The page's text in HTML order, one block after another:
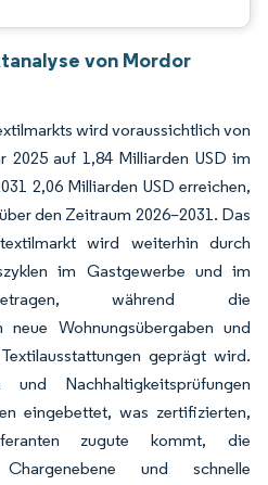
von Mordor
wird voraussichtlich von
2025 auf 1,84 Milliarden USD im
2,06 Milliarden USD erreichen,
den Zeitraum 2026–2031. Das
wird weiterhin durch
im Gastgewerbe und im
getragen, während die
neue Wohnungsübergaben und
geprägt wird.
und Nachhaltigkeitsprüfungen
eingebettet, was zertifizierten,
zugute kommt, die
und schnelle